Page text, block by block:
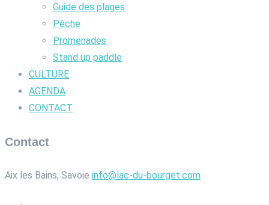
Guide des plages
Pêche
Promenades
Stand up paddle
CULTURE
AGENDA
CONTACT
Contact
Aix les Bains, Savoie info@lac-du-bourget.com